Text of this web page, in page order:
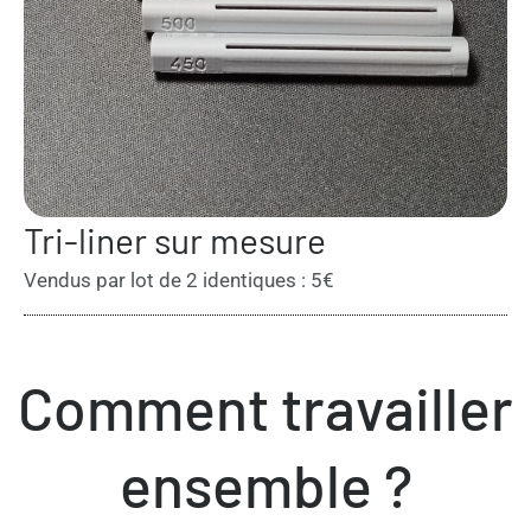
Tri-liner sur mesure
Vendus par lot de 2 identiques : 5€
Comment travailler
ensemble ?